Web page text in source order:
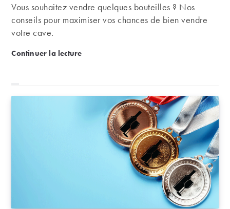
Vous souhaitez vendre quelques bouteilles ? Nos
conseils pour maximiser vos chances de bien vendre
votre cave.
Continuer la lecture5 conseils pour bien choisir les vins que vous